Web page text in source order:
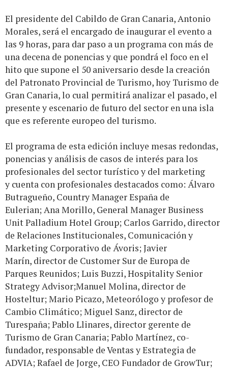
El presidente del Cabildo de Gran Canaria, Antonio
Morales, será el encargado de inaugurar el evento a
las 9 horas, para dar paso a un programa con más de
una decena de ponencias y que pondrá el foco en el
hito que supone el 50 aniversario desde la creación
del Patronato Provincial de Turismo, hoy Turismo de
Gran Canaria, lo cual permitirá analizar el pasado, el
presente y escenario de futuro del sector en una isla
que es referente europeo del turismo.
El programa de esta edición incluye mesas redondas,
ponencias y análisis de casos de interés para los
profesionales del sector turístico y del marketing
y cuenta con profesionales destacados como: Álvaro
Butragueño, Country Manager España de
Eulerian; Ana Morillo, General Manager Business
Unit Palladium Hotel Group; Carlos Garrido, director
de Relaciones Institucionales, Comunicación y
Marketing Corporativo de Ávoris; Javier
Marín, director de Customer Sur de Europa de
Parques Reunidos; Luis Buzzi, Hospitality Senior
Strategy Advisor;Manuel Molina, director de
Hosteltur; Mario Picazo, Meteorólogo y profesor de
Cambio Climático; Miguel Sanz, director de
Turespaña; Pablo Llinares, director gerente de
Turismo de Gran Canaria; Pablo Martínez, co-
fundador, responsable de Ventas y Estrategia de
ADVIA; Rafael de Jorge, CEO Fundador de GrowTur;